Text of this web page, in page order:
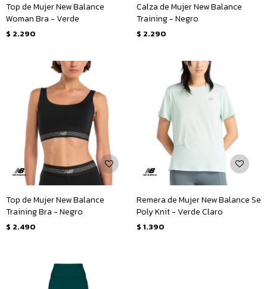
Top de Mujer New Balance
Woman Bra - Verde
$ 2.290
Calza de Mujer New Balance
Training - Negro
$ 2.290
Top de Mujer New Balance
Training Bra - Negro
$ 2.490
Remera de Mujer New Balance Se
Poly Knit - Verde Claro
$ 1.390